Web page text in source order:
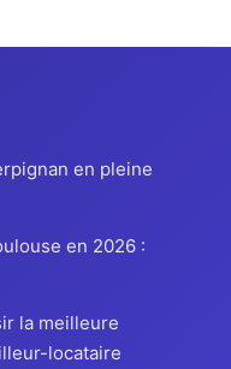
en pleine
en 2026 :
la meilleure
locataire